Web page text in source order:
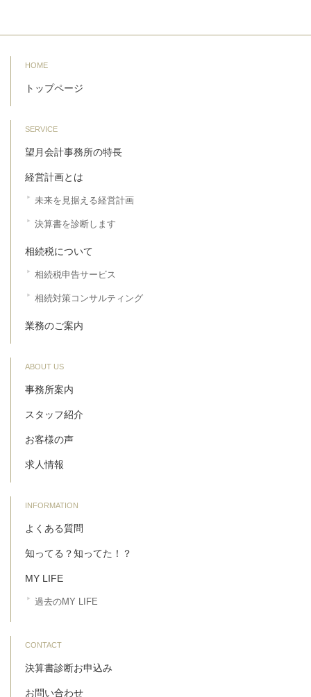
HOME
トップページ
SERVICE
望月会計事務所の特長
経営計画とは
未来を見据える経営計画
決算書を診断します
相続税について
相続税申告サービス
相続対策コンサルティング
業務のご案内
ABOUT US
事務所案内
スタッフ紹介
お客様の声
求人情報
INFORMATION
よくある質問
知ってる？知ってた！？
MY LIFE
過去のMY LIFE
CONTACT
決算書診断お申込み
お問い合わせ